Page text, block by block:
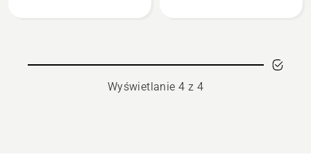
Wyświetlanie 4 z 4